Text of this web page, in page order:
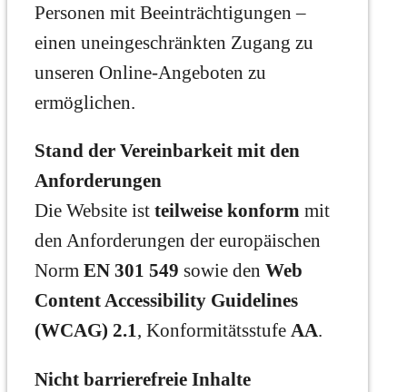
Personen mit Beeinträchtigungen –
einen uneingeschränkten Zugang zu
unseren Online-Angeboten zu
ermöglichen.
Stand der Vereinbarkeit mit den
Anforderungen
Die Website ist teilweise konform mit
den Anforderungen der europäischen
Norm EN 301 549 sowie den Web
Content Accessibility Guidelines
(WCAG) 2.1 , Konformitätsstufe AA.
Nicht barrierefreie Inhalte